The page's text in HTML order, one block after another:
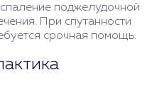
поджелудочной
При спутанности
срочная помощь.